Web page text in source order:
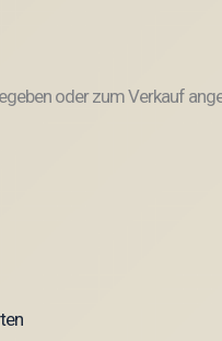
oder zum Verkauf